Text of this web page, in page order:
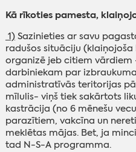
Kā rīkoties pamesta,
1)Sazinieties ar savu
radušos situāciju
organizē jeb citiem vārdiem
darbiniekam par
administratīvās teritorijas
mīlulis- viņš tiek sakārtots
kastrācija (no 6 mēnešu
parazītiem, vakcīna un
meklētas mājas. Bet, ja
tad N-S-A programma.